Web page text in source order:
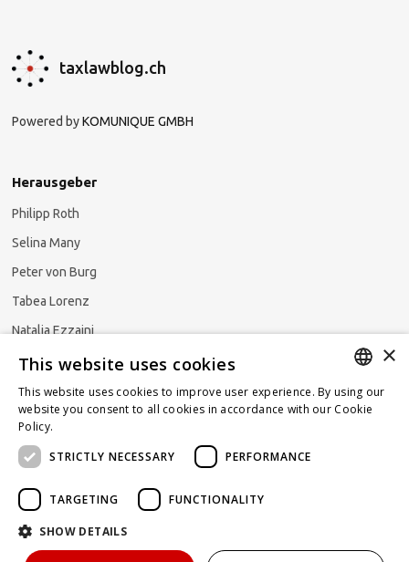
taxlawblog.ch
Powered byKOMUNIQUE GMBH
Herausgeber
Philipp Roth
Selina Many
Peter von Burg
Tabea Lorenz
Natalja Ezzaini
Newsletter abonnieren
Powered byKOMUNIQUE hello@taxlawblog.ch
GERMAN
×
This website uses cookies
This website uses cookies to improve user experience. By using our
website you consent to all cookies in accordance with our Cookie
Policy.
STRICTLY NECESSARY
PERFORMANCE
TARGETING FUNCTIONALITY
SHOW DETAILS